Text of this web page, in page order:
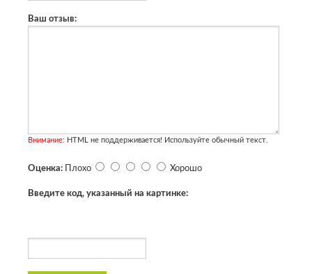
Ваш отзыв:
Внимание: HTML не поддерживается! Используйте обычный текст.
Оценка: Плохо Хорошо
Введите код, указанный на картинке: